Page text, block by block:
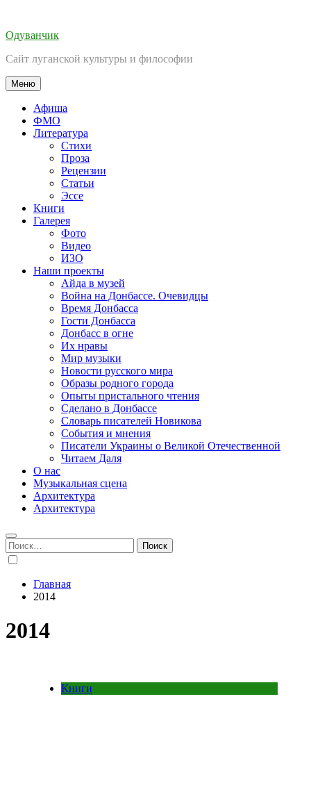
содержимому
Одуванчик
Сайт луганской культуры и философии
Меню
Афиша
ФМО
Литература
Стихи
Проза
Рецензии
Статьи
Эссе
Книги
Галерея
Фото
Видео
ИЗО
Наши проекты
Айда в музей
Война на Донбассе. Очевидцы
Время Донбасса
Гости Донбасса
Донбасс в огне
Их нравы
Мир музыки
Новости русского мира
Образы родного города
Опыты пристального чтения
Сделано в Донбассе
Словарь писателей Новикова
События и мнения
Писатели Украины о Великой Отечественной
Читаем Даля
О нас
Музыкальная сцена
Архитектура
Архитектура
Найти:
Главная
2014
2014
Книги